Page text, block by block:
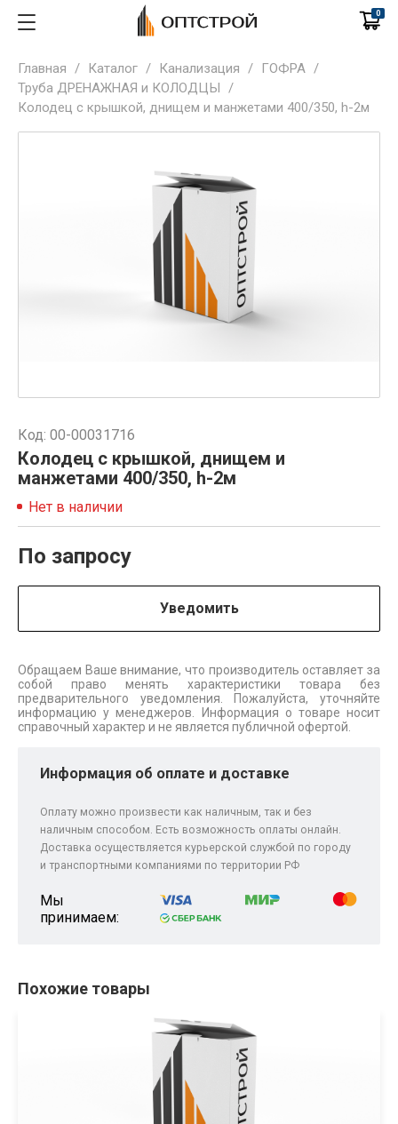
0
Главная / Каталог / Канализация / ГОФРА /
Труба ДРЕНАЖНАЯ и КОЛОДЦЫ /
Колодец с крышкой, днищем и манжетами 400/350, h-2м
Код: 00-00031716
Колодец с крышкой, днищем и
манжетами 400/350, h-2м
Нет в наличии
По запросу
Уведомить
Обращаем Ваше внимание, что производитель оставляет за
собой право менять характеристики товара без
предварительного уведомления. Пожалуйста, уточняйте
информацию у менеджеров. Информация о товаре носит
справочный характер и не является публичной офертой.
Информация об оплате и доставке
Оплату можно произвести как наличным, так и без
наличным способом. Есть возможность оплаты онлайн.
Доставка осуществляется курьерской службой по городу
и транспортными компаниями по территории РФ
Мы
принимаем:
Похожие товары